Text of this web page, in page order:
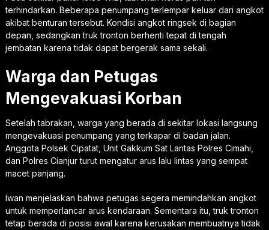
terhindarkan. Beberapa penumpang terlempar keluar dari angkot
akibat benturan tersebut. Kondisi angkot ringsek di bagian
depan, sedangkan truk tronton berhenti tepat di tengah
jembatan karena tidak dapat bergerak sama sekali.
Warga dan Petugas
Mengevakuasi Korban
Setelah tabrakan, warga yang berada di sekitar lokasi langsung
mengevakuasi penumpang yang terkapar di badan jalan.
Anggota Polsek Cipatat, Unit Gakkum Sat Lantas Polres Cimahi,
dan Polres Cianjur turut mengatur arus lalu lintas yang sempat
macet panjang.
Iwan menjelaskan bahwa petugas segera memindahkan angkot
untuk memperlancar arus kendaraan. Sementara itu, truk tronton
tetap berada di posisi awal karena kerusakan membuatnya tidak